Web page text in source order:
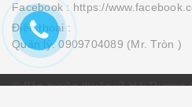
Facebook : https://
Điện thoại :
Quản lý: 0909704089 (Mr. Tròn )
© Bản quyền thuộc về Hải Dương